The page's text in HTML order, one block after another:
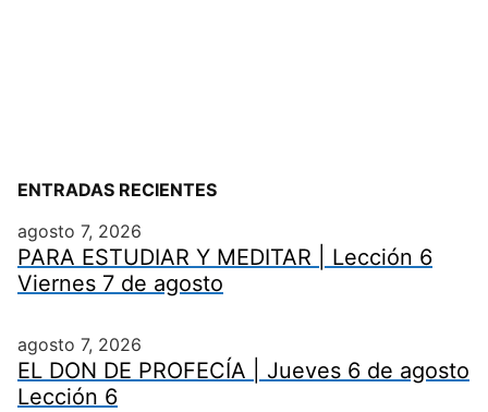
ENTRADAS RECIENTES
agosto 7, 2026
PARA ESTUDIAR Y MEDITAR | Lección 6
Viernes 7 de agosto
agosto 7, 2026
EL DON DE PROFECÍA | Jueves 6 de agosto
Lección 6